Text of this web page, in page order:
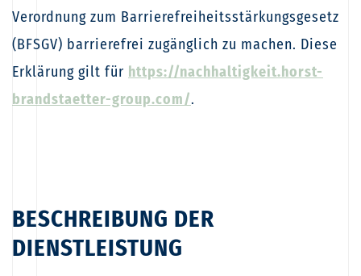
c
h
Verordnung zum Barrierefreiheitsstärkungsgesetz
(BFSGV) barrierefrei zugänglich zu machen. Diese
Erklärung gilt für https://nachhaltigkeit.horst-
brandstaetter-group.com/.
BESCHREIBUNG DER
DIENSTLEISTUNG